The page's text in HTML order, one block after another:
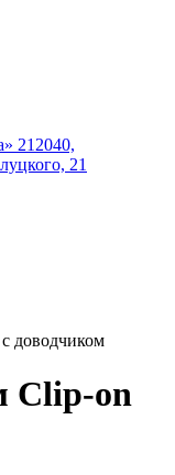
212040,
21
доводчиком
Clip-on